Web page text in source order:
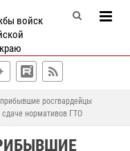
войск
росгвардейцы
нормативов ГТО